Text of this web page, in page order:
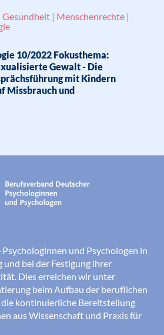
| Menschenrechte |
10/2022 Fokusthema:
Gewalt - Die
mit Kindern
Missbrauch und
und Psychologen in
und bei der Festigung ihrer
Dies erreichen wir unter
beim Aufbau der beruflichen
die kontinuierliche Bereitstellung
aus Wissenschaft und Praxis für